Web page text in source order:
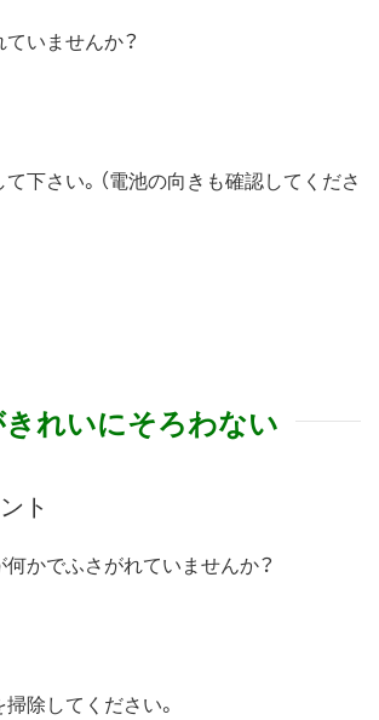
いませんか？
下さい。（電池の向きも確認してくださ
きれいにそろわない
ト
かでふさがれていませんか？
除してください。